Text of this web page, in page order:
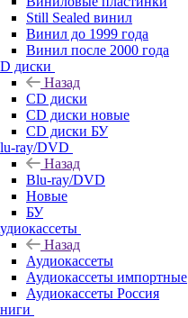
Still Sealed винил
Винил до 1999 года
Винил после 2000 года
диски
Назад
CD диски
CD диски новые
CD диски БУ
ray/DVD
Назад
Blu-ray/DVD
Новые
БУ
Назад
Аудиокассеты
Аудиокассеты импортные
Аудиокассеты Россия